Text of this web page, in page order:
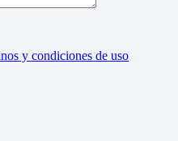
y condiciones de uso